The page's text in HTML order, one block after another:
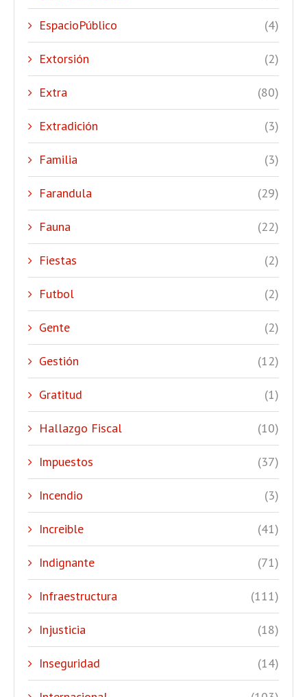
EspacioPúblico (4)
Extorsión (2)
Extra (80)
Extradición (3)
Familia (3)
Farandula (29)
Fauna (22)
Fiestas (2)
Futbol (2)
Gente (2)
Gestión (12)
Gratitud (1)
Hallazgo Fiscal (10)
Impuestos (37)
Incendio (3)
Increible (41)
Indignante (71)
Infraestructura (111)
Injusticia (18)
Inseguridad (14)